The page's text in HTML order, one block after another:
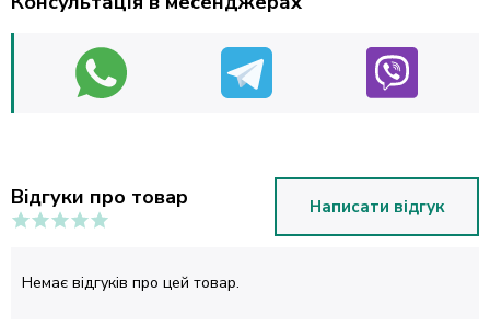
Відгуки про товар Написати відгук
Немає відгуків про цей товар.